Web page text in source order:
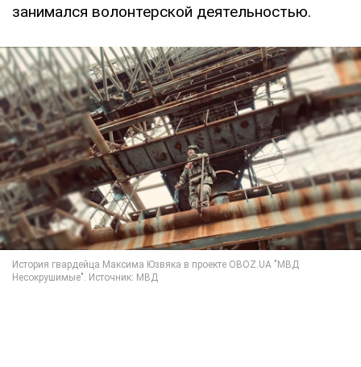
занимался волонтерской деятельностью.